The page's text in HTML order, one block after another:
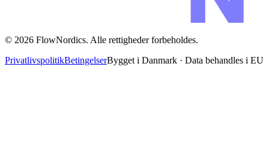
© 2026 FlowNordics. Alle rettigheder forbeholdes.
PrivatlivspolitikBetingelserBygget i Danmark · Data behandles i EU